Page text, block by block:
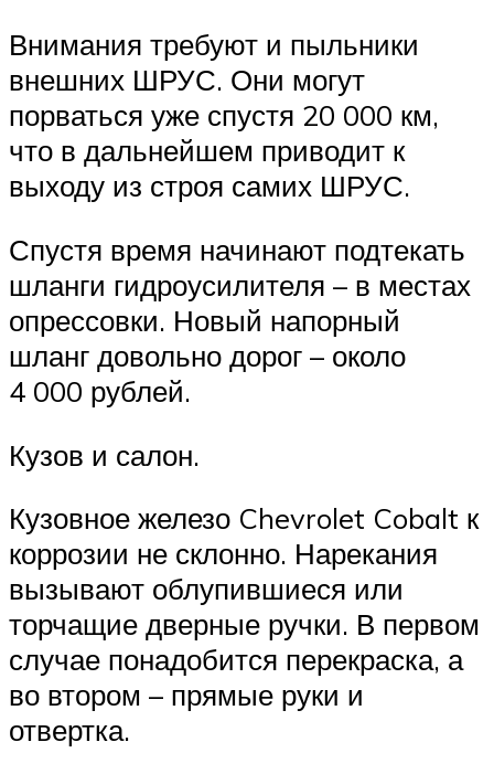
Внимания требуют и пыльники
внешних ШРУС. Они могут
порваться уже спустя 20 000 км,
что в дальнейшем приводит к
выходу из строя самих ШРУС.
Спустя время начинают подтекать
шланги гидроусилителя – в местах
опрессовки. Новый напорный
шланг довольно дорог – около
4 000 рублей.
Кузов и салон.
Кузовное железо Chevrolet Cobalt к
коррозии не склонно. Нарекания
вызывают облупившиеся или
торчащие дверные ручки. В первом
случае понадобится перекраска, а
во втором – прямые руки и
отвертка.